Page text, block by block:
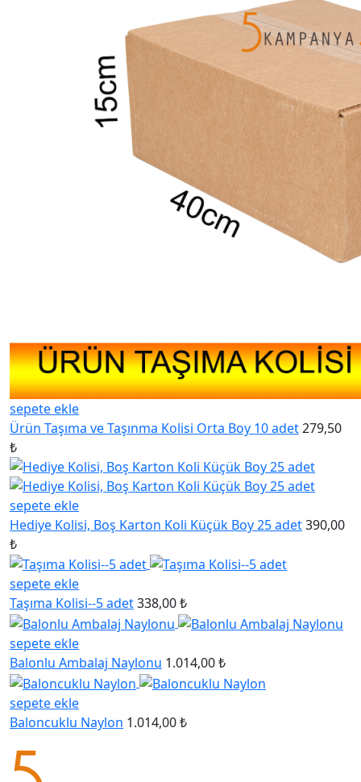
sepete ekle
Ürün Taşıma ve Taşınma Kolisi Orta Boy 10 adet279,50
₺
sepete ekle
Hediye Kolisi, Boş Karton Koli Küçük Boy 25 adet390,00
₺
sepete ekle
Taşıma Kolisi--5 adet338,00 ₺
sepete ekle
Balonlu Ambalaj Naylonu 1.014,00 ₺
sepete ekle
Baloncuklu Naylon 1.014,00 ₺